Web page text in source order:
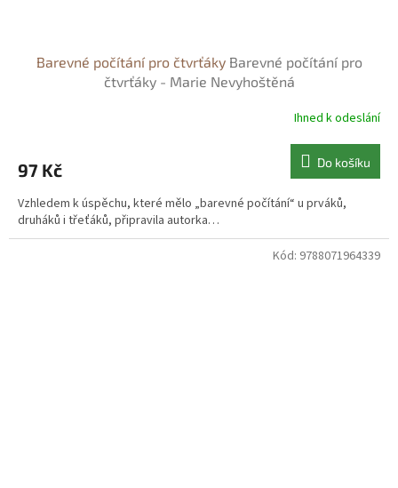
Barevné počítání pro čtvrťáky Barevné počítání pro
čtvrťáky - Marie Nevyhoštěná
Ihned k odeslání
97 Kč Do košíku
Vzhledem k úspěchu, které mělo „barevné počítání“ u prváků,
druháků i třeťáků, připravila autorka…
Kód: 9788071964339